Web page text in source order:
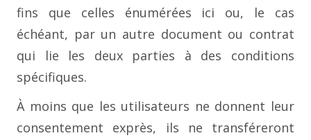
fins que celles énumérées ici ou, le cas
échéant, par un autre document ou contrat
qui lie les deux parties à des conditions
spécifiques.
À moins que les utilisateurs ne donnent leur
consentement exprès, ils ne transféreront